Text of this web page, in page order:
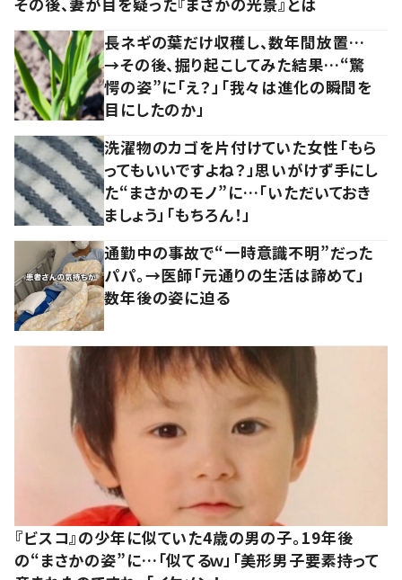
長ネギの葉だけ収穫し、数年間放置…
→その後、掘り起こしてみた結果…“驚
愕の姿”に「え？」「我々は進化の瞬間を
目にしたのか」
洗濯物のカゴを片付けていた女性「もら
ってもいいですよね？」思いがけず手にし
た“まさかのモノ”に…「いただいておき
ましょう」「もちろん！」
通勤中の事故で“一時意識不明”だった
パパ。→医師「元通りの生活は諦めて」
数年後の姿に迫る
『ビスコ』の少年に似ていた4歳の男の子。19年後
の“まさかの姿”に…「似てるｗ」「美形男子要素持って